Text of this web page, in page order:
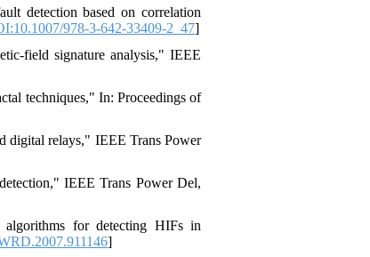
detection based on correlation
978-3-642-33409-2_47]
field signature analysis," IEEE
techniques," In: Proceedings of
digital relays," IEEE Trans Power
IEEE Trans Power Del,
for detecting HIFs in
]